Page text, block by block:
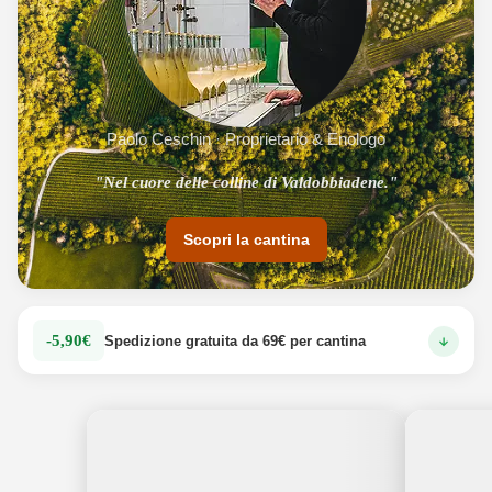
Paolo Ceschin · Proprietario & Enologo
"Nel cuore delle colline di Valdobbiadene."
Scopri la cantina
-5,90€ Spedizione gratuita da 69€ per cantina